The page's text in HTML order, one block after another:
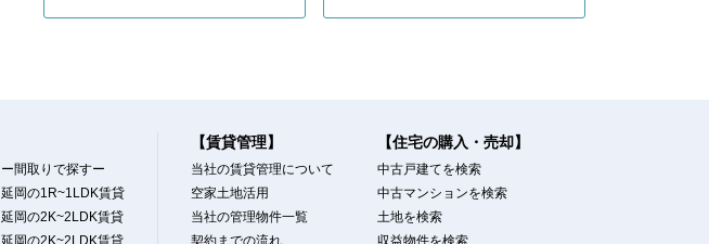
ー間取りで探すー
延岡の1R~1LDK賃貸
延岡の2K~2LDK賃貸
延岡の2K~2LDK賃貸
【賃貸管理】
当社の賃貸管理について
空家土地活用
当社の管理物件一覧
契約までの流れ
【住宅の購入・売却】
中古戸建てを検索
中古マンションを検索
土地を検索
収益物件を検索